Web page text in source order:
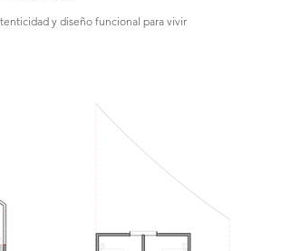
y diseño funcional para vivir